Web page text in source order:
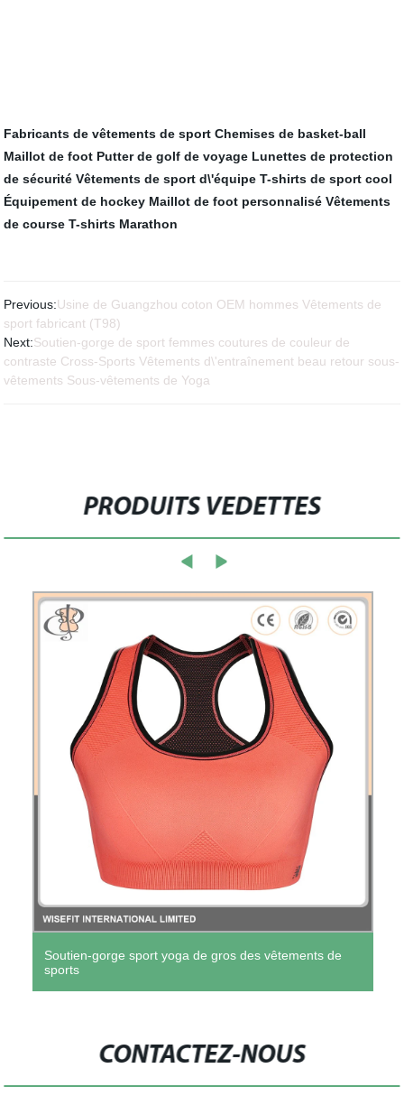
Fabricants de vêtements de sport Chemises de basket-ball
Maillot de foot Putter de golf de voyage Lunettes de protection
de sécurité Vêtements de sport d\'équipe T-shirts de sport cool
Équipement de hockey Maillot de foot personnalisé Vêtements
de course T-shirts Marathon
Previous:Usine de Guangzhou coton OEM hommes Vêtements de
sport fabricant (T98)
Next:Soutien-gorge de sport femmes coutures de couleur de
contraste Cross-Sports Vêtements d\'entraînement beau retour sous-
vêtements Sous-vêtements de Yoga
PRODUITS VEDETTES
Soutien-gorge sport yoga de gros des vêtements de
sports
CONTACTEZ-NOUS